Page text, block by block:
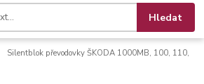
Hledat
Silentblok převodovky ŠKODA 1000MB, 100, 110,